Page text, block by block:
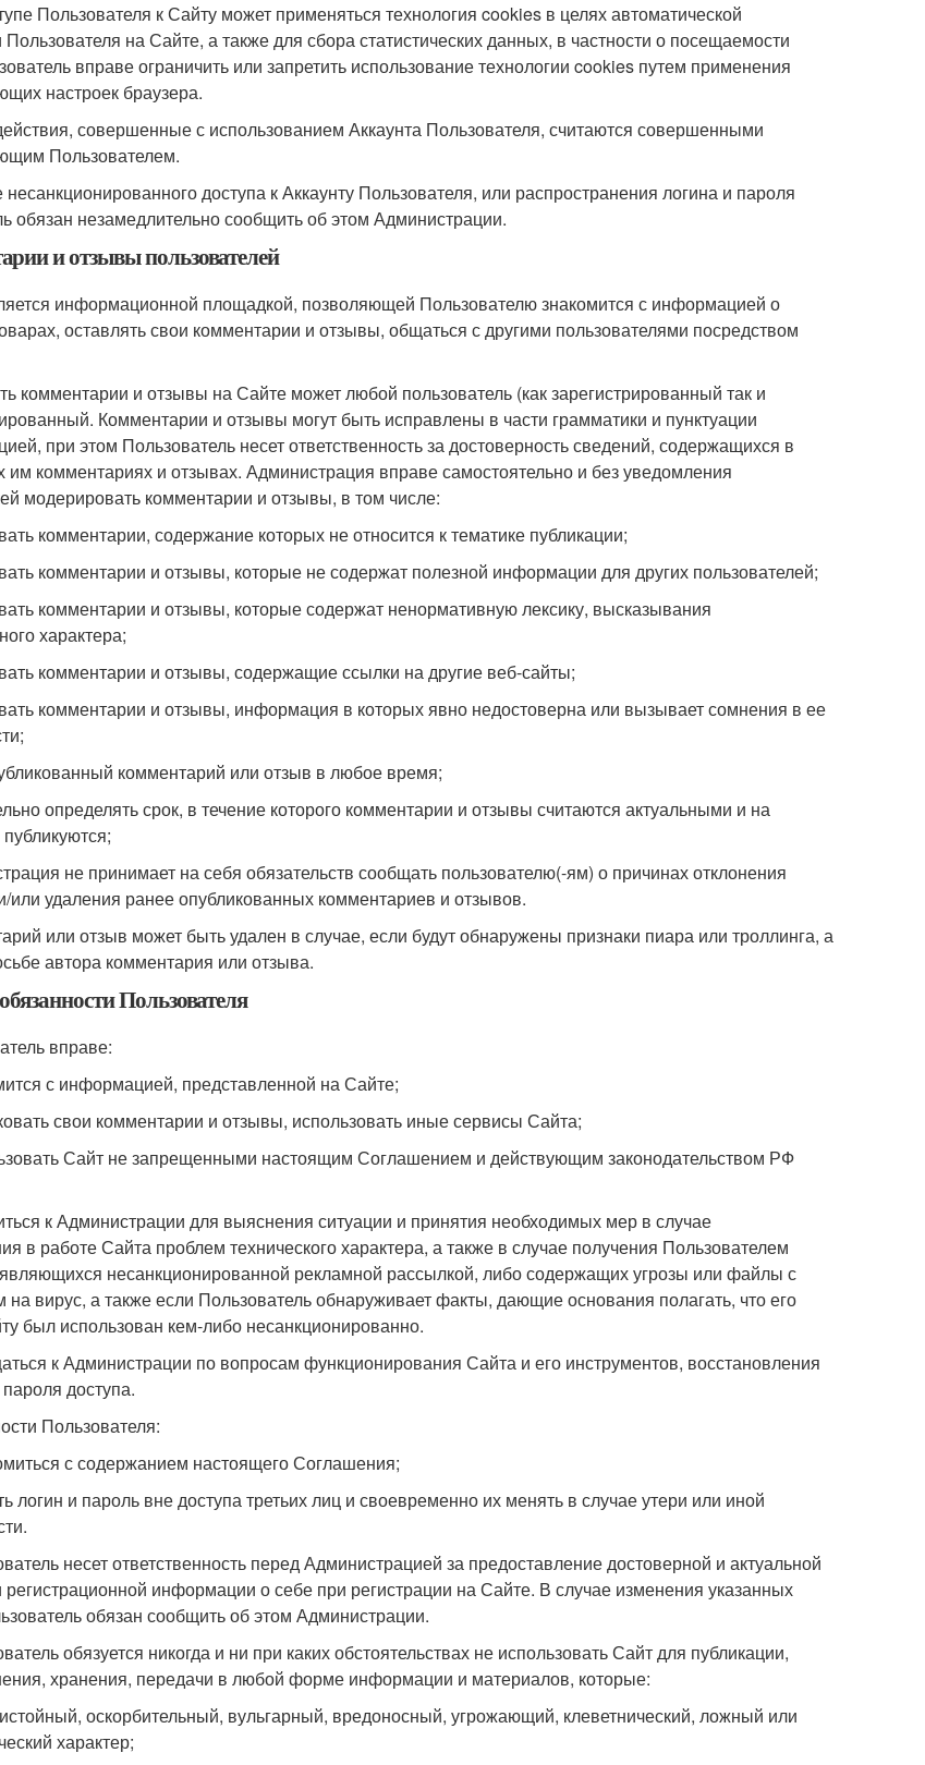
Пользователя к Сайту может применяться технология cookies в целях автоматической
Пользователя на Сайте, а также для сбора статистических данных, в частности о посещаемости
вправе ограничить или запретить использование технологии cookies путем применения
настроек браузера.
совершенные с использованием Аккаунта Пользователя, считаются совершенными
Пользователем.
доступа к Аккаунту Пользователя, или распространения логина и пароля
обязан незамедлительно сообщить об этом Администрации.
и отзывы пользователей
информационной площадкой, позволяющей Пользователю знакомится с информацией о
оставлять свои комментарии и отзывы, общаться с другими пользователями посредством
комментарии и отзывы на Сайте может любой пользователь (как зарегистрированный так и
Комментарии и отзывы могут быть исправлены в части грамматики и пунктуации
при этом Пользователь несет ответственность за достоверность сведений, содержащихся в
им комментариях и отзывах. Администрация вправе самостоятельно и без уведомления
модерировать комментарии и отзывы, в том числе:
комментарии, содержание которых не относится к тематике публикации;
комментарии и отзывы, которые не содержат полезной информации для других пользователей;
комментарии и отзывы, которые содержат ненормативную лексику, высказывания
характера;
комментарии и отзывы, содержащие ссылки на другие веб-сайты;
комментарии и отзывы, информация в которых явно недостоверна или вызывает сомнения в ее
комментарий или отзыв в любое время;
определять срок, в течение которого комментарии и отзывы считаются актуальными и на
не принимает на себя обязательств сообщать пользователю(-ям) о причинах отклонения
или удаления ранее опубликованных комментариев и отзывов.
или отзыв может быть удален в случае, если будут обнаружены признаки пиара или троллинга, а
автора комментария или отзыва.
Пользователя
вправе:
с информацией, представленной на Сайте;
свои комментарии и отзывы, использовать иные сервисы Сайта;
Сайт не запрещенными настоящим Соглашением и действующим законодательством РФ
к Администрации для выяснения ситуации и принятия необходимых мер в случае
в работе Сайта проблем технического характера, а также в случае получения Пользователем
несанкционированной рекламной рассылкой, либо содержащих угрозы или файлы с
на вирус, а также если Пользователь обнаруживает факты, дающие основания полагать, что его
был использован кем-либо несанкционированно.
к Администрации по вопросам функционирования Сайта и его инструментов, восстановления
доступа.
Пользователя:
с содержанием настоящего Соглашения;
логин и пароль вне доступа третьих лиц и своевременно их менять в случае утери или иной
несет ответственность перед Администрацией за предоставление достоверной и актуальной
регистрационной информации о себе при регистрации на Сайте. В случае изменения указанных
обязан сообщить об этом Администрации.
обязуется никогда и ни при каких обстоятельствах не использовать Сайт для публикации,
хранения, передачи в любой форме информации и материалов, которые:
оскорбительный, вульгарный, вредоносный, угрожающий, клеветнический, ложный или
характер;